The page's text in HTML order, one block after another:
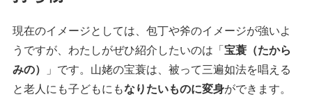
現在のイメージとしては、包丁や斧のイメージが強いよ
うですが、わたしがぜひ紹介したいのは「宝蓑（たから
みの）
」です。山姥の宝蓑は、被って三遍如法を唱える
と老人にも子どもにもなりたいものに変身ができます。